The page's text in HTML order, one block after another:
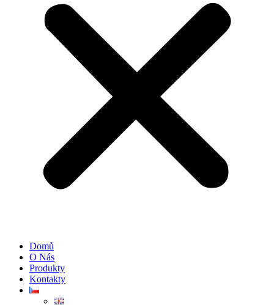
Domů
O Nás
Produkty
Kontakty